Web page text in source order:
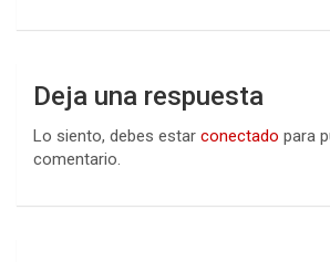
Deja una respuesta
Lo siento, debes estar conectado para
comentario.